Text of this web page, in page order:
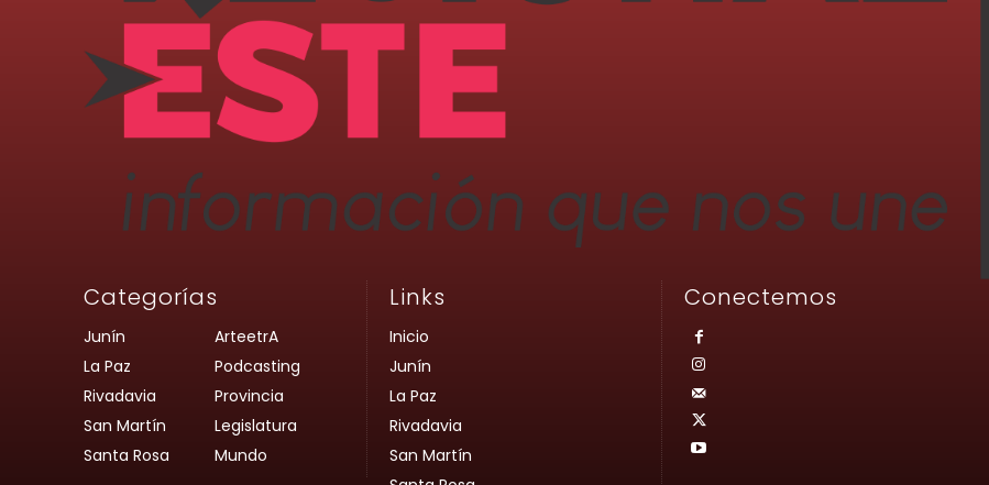
Categorías
Junín
La Paz
Rivadavia
San Martín
Santa Rosa
ArteetrA
Podcasting
Provincia
Legislatura
Mundo
Links
Inicio
Junín
La Paz
Rivadavia
San Martín
Conectemos